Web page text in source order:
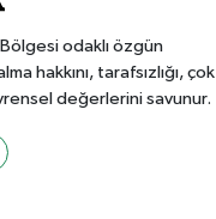
odaklı özgün
hakkını, tarafsızlığı, çok
değerlerini savunur.